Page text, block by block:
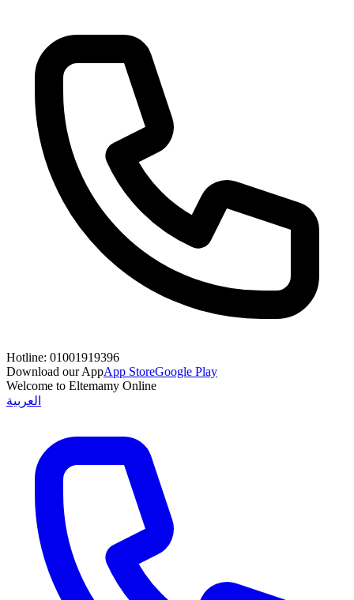
Hotline: 01001919396
Download our AppApp StoreGoogle Play
Welcome to Eltemamy Online
العربية